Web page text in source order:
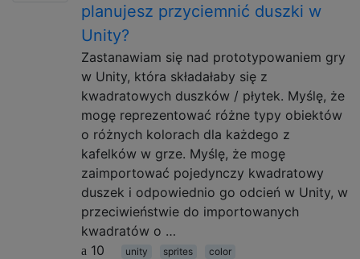
planujesz przyciemnić duszki w
Unity?
Zastanawiam się nad prototypowaniem gry
w Unity, która składałaby się z
kwadratowych duszków / płytek. Myślę, że
mogę reprezentować różne typy obiektów
o różnych kolorach dla każdego z
kafelków w grze. Myślę, że mogę
zaimportować pojedynczy kwadratowy
duszek i odpowiednio go odcień w Unity, w
przeciwieństwie do importowanych
kwadratów o …
10
unity sprites color